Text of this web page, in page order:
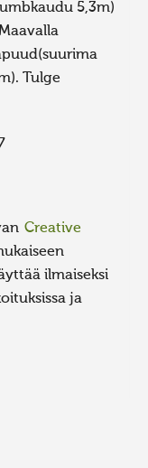
5,3m)
Tulge
Creative
ilmaiseksi
ja